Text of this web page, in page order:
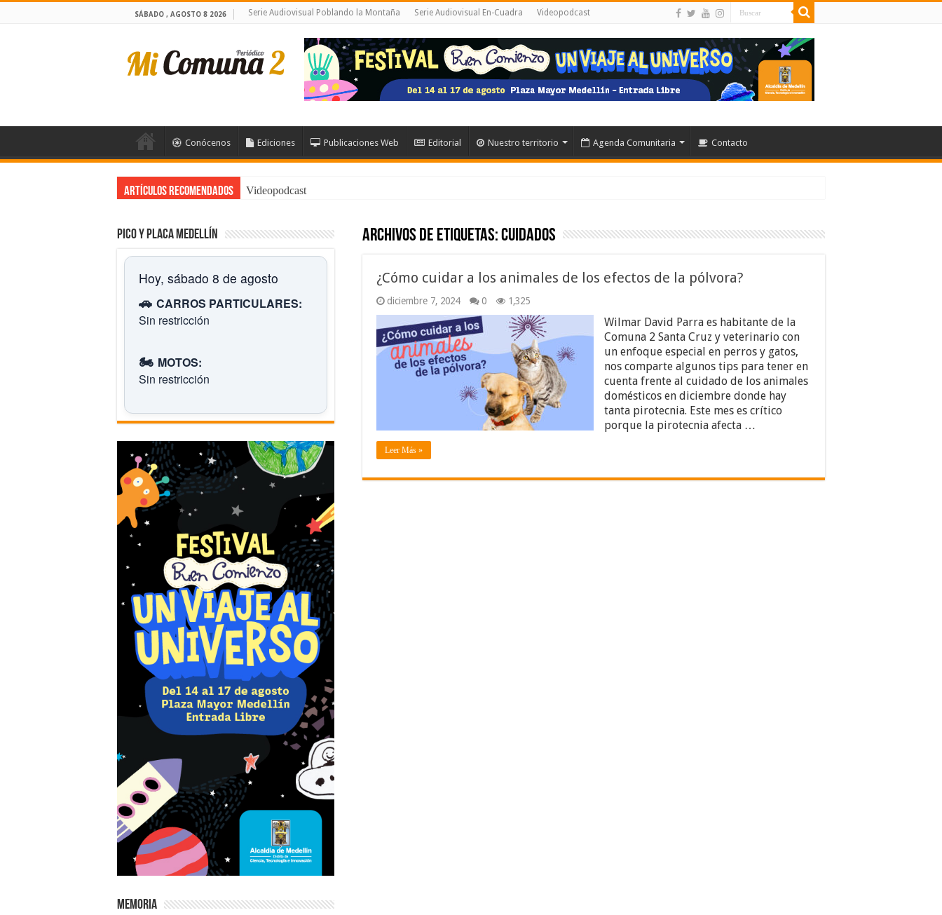
SÁBADO , AGOSTO 8 2026 Serie Audiovisual Poblando la Montaña Serie Audiovisual En-Cuadra Videopodcast
Conócenos Ediciones Publicaciones Web Editorial Nuestro territorio Agenda Comunitaria Contacto
Artículos Recomendados Videopodcast
Archivos de etiquetas:cuidados
¿Cómo cuidar a los animales de los efectos de la pólvora?
diciembre 7, 2024 0 1,325
Wilmar David Parra es habitante de la
Comuna 2 Santa Cruz y veterinario con
un enfoque especial en perros y gatos,
nos comparte algunos tips para tener en
cuenta frente al cuidado de los animales
domésticos en diciembre donde hay
tanta pirotecnia. Este mes es crítico
porque la pirotecnia afecta …
Leer Más »
Pico y placa Medellín
Hoy, sábado 8 de agosto
🚗 CARROS PARTICULARES:
Sin restricción
🏍️ MOTOS:
Sin restricción
Memoria